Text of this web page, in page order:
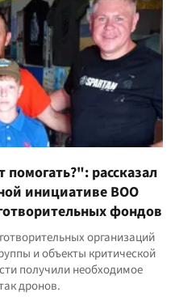
рассказал
инициативе ВОО
фондов
организаций
и объекты критической
получили необходимое
дронов.